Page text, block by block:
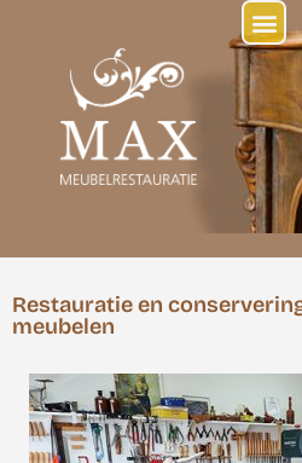
Restauratie en
meubelen